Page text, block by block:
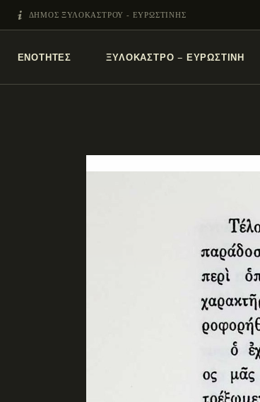
ΔΗΜΟΣ ΞΥΛΟΚΑΣΤΡΟΥ - ΕΥΡΩΣΤΙΝΗΣ
ΕΝΌΤΗΤΕΣ ΞΥΛΌΚΑΣΤΡΟ – ΕΥΡΩΣΤΊΝΗ